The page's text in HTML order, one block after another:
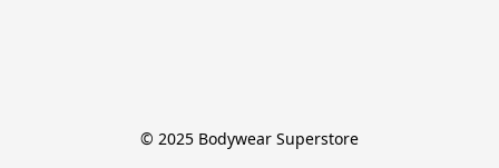
© 2025 Bodywear Superstore